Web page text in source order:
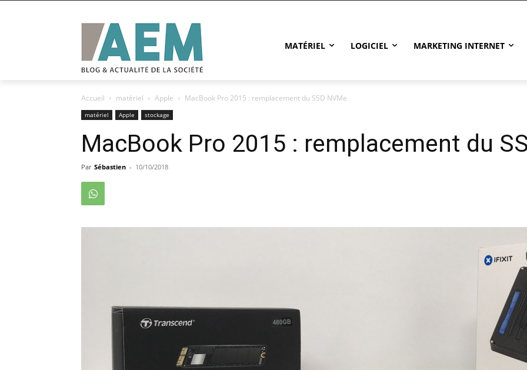
MATÉRIEL LOGICIEL MARKETING INTERNET
Accueil matériel Apple MacBook Pro 2015 : remplacement du SSD NVMe
matériel Apple stockage
MacBook Pro 2015 : remplacement du
Par Sébastien - 10/10/2018